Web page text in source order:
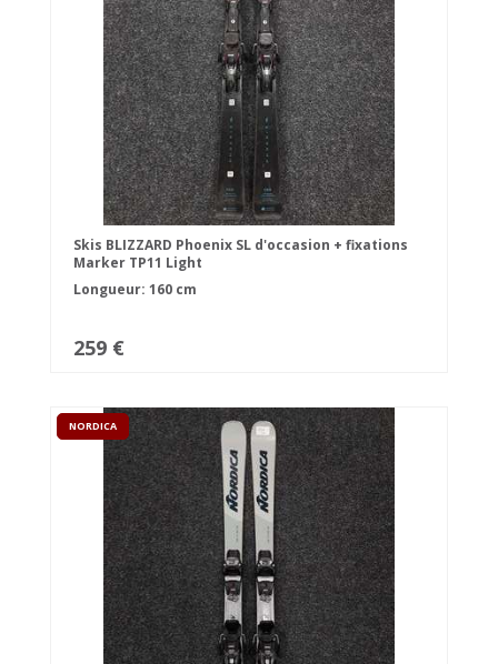
Skis BLIZZARD Phoenix SL d'occasion + fixations
Marker TP11 Light
Longueur: 160 cm
259 €
NORDICA